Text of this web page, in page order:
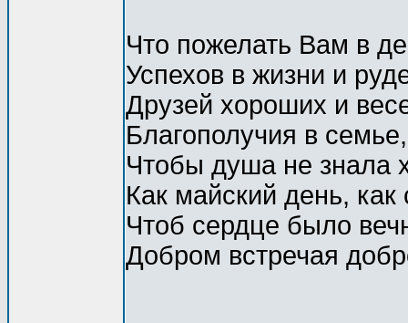
Что пожелать Вам в
Успехов в жизни и
Друзей хороших и
Благополучия в семье,
Чтобы душа не знала
Как майский день, как
Чтоб сердце было
Добром встречая